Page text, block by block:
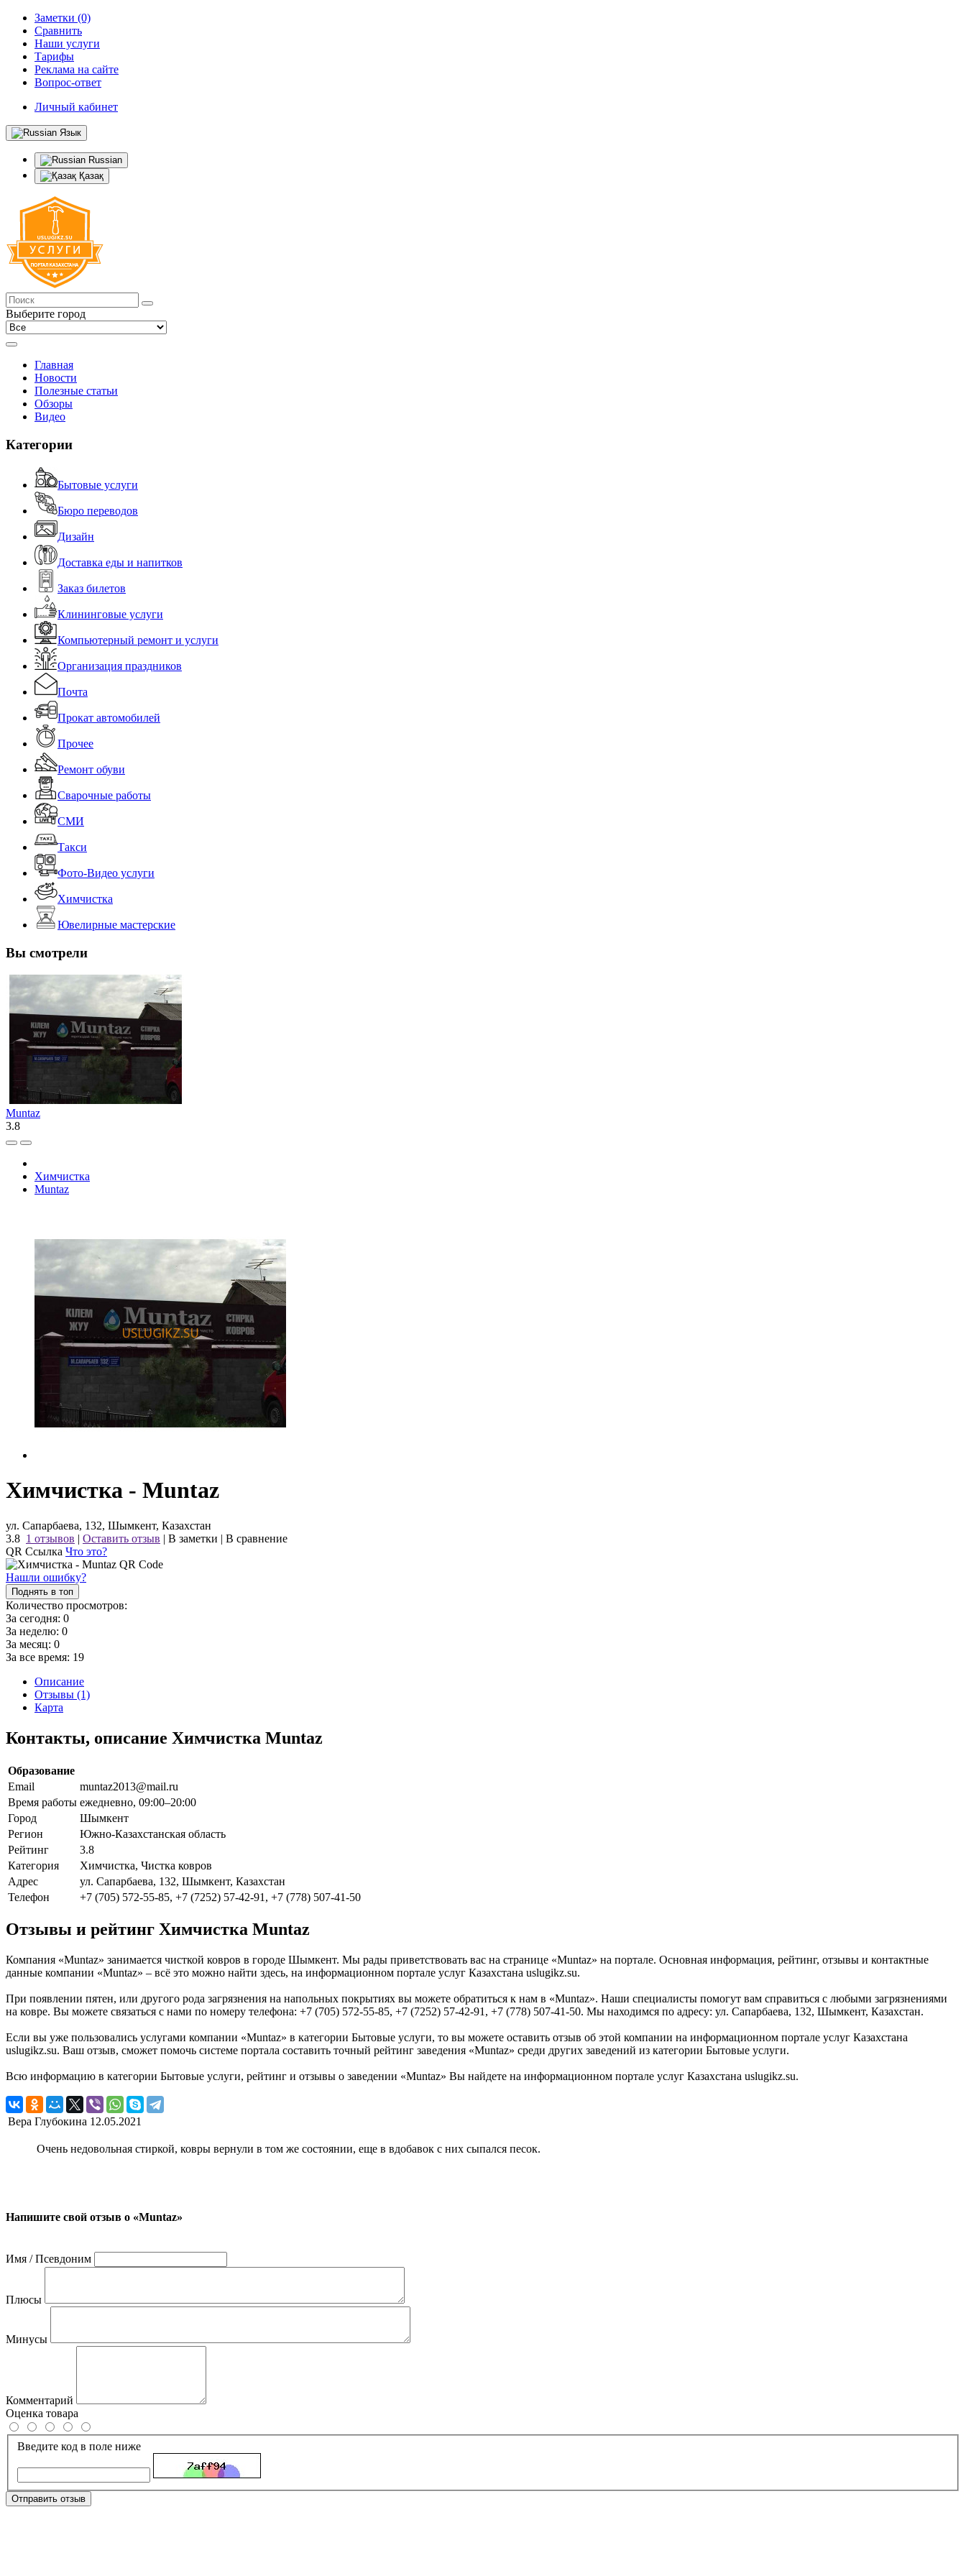
Заметки (0)
Сравнить
Наши услуги
Тарифы
Реклама на сайте
Вопрос-ответ
Личный кабинет
Язык
Russian
Қазақ
Выберите город
Главная
Новости
Полезные статьи
Обзоры
Видео
Категории
Бытовые услуги
Бюро переводов
Дизайн
Доставка еды и напитков
Заказ билетов
Клининговые услуги
Компьютерный ремонт и услуги
Организация праздников
Почта
Прокат автомобилей
Прочее
Ремонт обуви
Сварочные работы
СМИ
Такси
Фото-Видео услуги
Химчистка
Ювелирные мастерские
Вы смотрели
Muntaz
3.8
Химчистка
Muntaz
Химчистка - Muntaz
ул. Сапарбаева, 132, Шымкент, Казахстан
3.8 1 отзывов | Оставить отзыв | В заметки | В сравнение
QR Ссылка Что это?
Нашли ошибку?
Поднять в топ
Количество просмотров:
За сегодня: 0
За неделю: 0
За месяц: 0
За все время: 19
Описание
Отзывы (1)
Карта
Контакты, описание Химчистка Muntaz
Образование
Email
muntaz2013@mail.ru
Время работы ежедневно, 09:00–20:00
Город
Шымкент
Регион
Южно-Казахстанская область
Рейтинг
3.8
Категория
Химчистка, Чистка ковров
Адрес
ул. Сапарбаева, 132, Шымкент, Казахстан
Телефон
+7 (705) 572-55-85, +7 (7252) 57-42-91, +7 (778) 507-41-50
Отзывы и рейтинг Химчистка Muntaz
Компания «Muntaz» занимается чисткой ковров в городе Шымкент. Мы рады приветствовать вас на странице «Muntaz» на портале. Основная информация, рейтинг, отзывы и контактные
данные компании «Muntaz» – всё это можно найти здесь, на информационном портале услуг Казахстана uslugikz.su.
При появлении пятен, или другого рода загрязнения на напольных покрытиях вы можете обратиться к нам в «Muntaz». Наши специалисты помогут вам справиться с любыми загрязнениями
на ковре. Вы можете связаться с нами по номеру телефона: +7 (705) 572-55-85, +7 (7252) 57-42-91, +7 (778) 507-41-50. Мы находимся по адресу: ул. Сапарбаева, 132, Шымкент, Казахстан.
Если вы уже пользовались услугами компании «Muntaz» в категории Бытовые услуги, то вы можете оставить отзыв об этой компании на информационном портале услуг Казахстана
uslugikz.su. Ваш отзыв, сможет помочь системе портала составить точный рейтинг заведения «Muntaz» среди других заведений из категории Бытовые услуги.
Всю информацию в категории Бытовые услуги, рейтинг и отзывы о заведении «Muntaz» Вы найдете на информационном портале услуг Казахстана uslugikz.su.
Вера Глубокина 12.05.2021
Очень недовольная стиркой, ковры вернули в том же состоянии, еще в вдобавок с них сыпался песок.
Напишите свой отзыв о «Muntaz»
Имя / Псевдоним
Плюсы
Минусы
Комментарий
Оценка товара
Введите код в поле ниже
Отправить отзыв